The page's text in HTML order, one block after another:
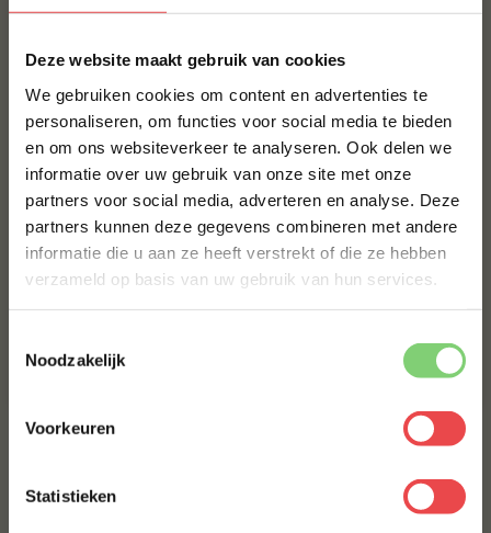
Deze website maakt gebruik van cookies
We gebruiken cookies om content en advertenties te
personaliseren, om functies voor social media te bieden
en om ons websiteverkeer te analyseren. Ook delen we
informatie over uw gebruik van onze site met onze
partners voor social media, adverteren en analyse. Deze
partners kunnen deze gegevens combineren met andere
informatie die u aan ze heeft verstrekt of die ze hebben
verzameld op basis van uw gebruik van hun services.
Noodzakelijk
Voorkeuren
Statistieken
Contact
Voor vragen of voor extra informatie kun je kijken bij
deveelgestelde vragen. Staat jouw vraag hier niet
tussen? Stuur dan een berichtje viaWhatsApp, of stuur
een mailtje naar:info@bbquality.nl. We helpen je graag!
Ingrediënten
MAAK JE NO RUBBISH HOT HONEY COMPLEET!
10% korting op je
eerste bestelling*
Schrijf je in voor onze nieuwsbrief en ontvang direct
10% korting op jouw eerste bestelling.
ACHTERNAAM